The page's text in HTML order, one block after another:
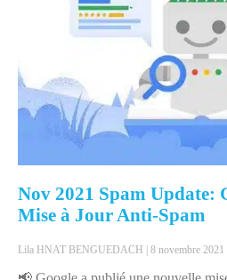
Nov 2021 Spam Update:
Mise à Jour Anti-Spam
Lila HNAT BENGUEDACH 8 novembre 2021